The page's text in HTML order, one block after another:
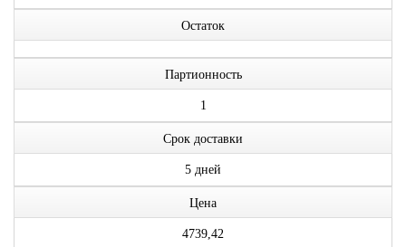
Остаток
Партионность
1
Срок доставки
5 дней
Цена
4739,42